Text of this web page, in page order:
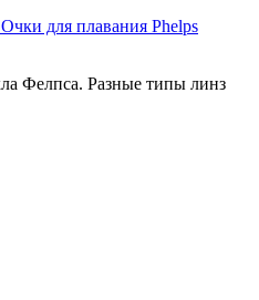
Очки для плавания Phelps
Фелпса. Разные типы линз